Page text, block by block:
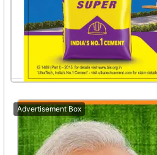
Advertisement Box